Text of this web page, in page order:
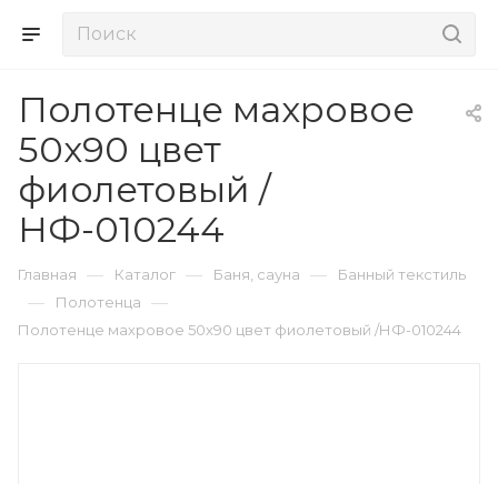
Полотенце махровое
50х90 цвет
фиолетовый /
НФ-010244
Главная — Каталог — Баня, сауна — Банный текстиль
— Полотенца —
Полотенце махровое 50х90 цвет фиолетовый /НФ-010244